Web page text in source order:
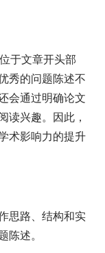
于文章开头部
秀的问题陈述不
会通过明确论文
读兴趣。因此，
术影响力的提升
思路、结构和实
陈述。